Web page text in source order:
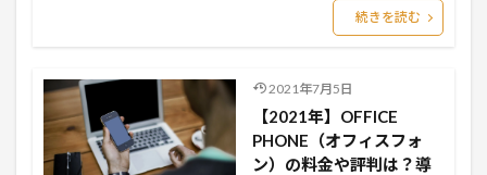
続きを読む
2021年7月5日
【2021年】OFFICE
PHONE（オフィスフォ
ン）の料金や評判は？導